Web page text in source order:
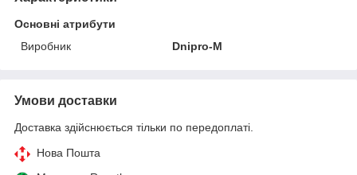
Основні атрибути
Виробник
Dnipro-M
Умови доставки
Доставка здійснюється тільки по передоплаті.
Нова Пошта